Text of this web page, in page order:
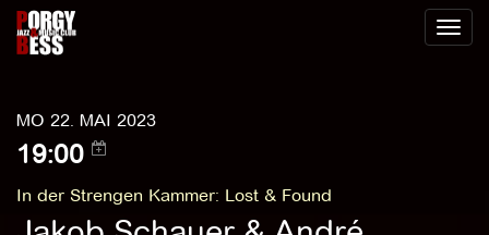
Toggle
MO 22. MAI 2023
19:00
In der Strengen Kammer: Lost & Found